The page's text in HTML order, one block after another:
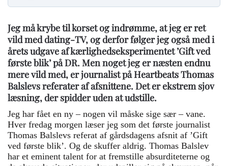
Jeg må krybe til korset og indrømme, at jeg er ret
vild med dating-TV, og derfor følger jeg også med i
årets udgave af kærlighedseksperimentet ’Gift ved
første blik’ på DR. Men noget jeg er næsten endnu
mere vild med, er journalist på Heartbeats Thomas
Balslevs referater af afsnittene. Det er ekstrem sjov
læsning, der spidder uden at udstille.
Jeg har fået en ny – nogen vil måske sige sær – vane.
Hver fredag morgen læser jeg som det første journalist
Thomas Balslevs referat af gårdsdagens afsnit af ’Gift
ved første blik’. Og de skuffer aldrig. Thomas Balslev
har et eminent talent for at fremstille absurditeterne og